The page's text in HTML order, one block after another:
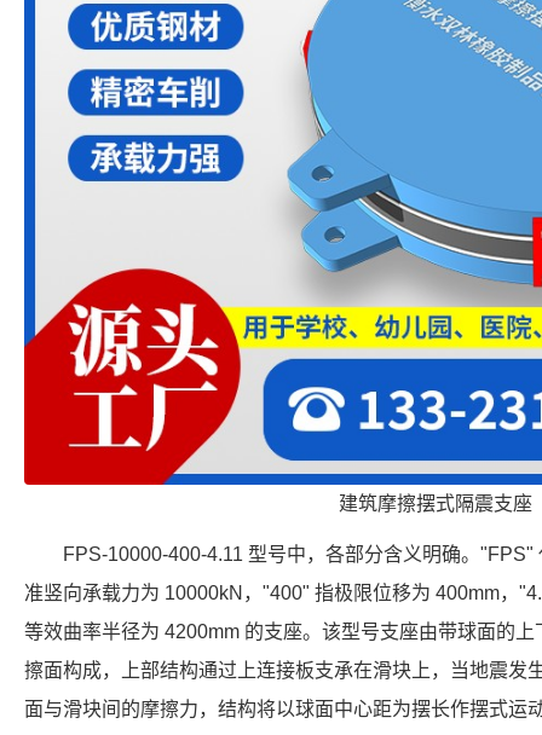
建筑摩擦摆式隔震支座
FPS-10000-400-4.11 型号中，各部分含义明确。
准竖向承载力为 10000kN，"400" 指极限位移为 400mm，
等效曲率半径为 4200mm 的支座。该型号支座由带球面的
擦面构成，上部结构通过上连接板支承在滑块上，当地震发
面与滑块间的摩擦力，结构将以球面中心距为摆长作摆式运